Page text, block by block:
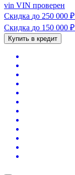
vin VIN проверен
Скидка до 250 000 ₽
Скидка до 150 000 ₽
Купить в кредит